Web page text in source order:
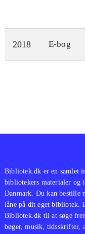
2018 E-bog
Bibliotek.dk er en samlet
bibliotekers materialer og
Danmark. Du kan bestille
låne på dit eget bibliotek.
Bibliotek.dk til at søge
bøger, musik, tidsskrifter,